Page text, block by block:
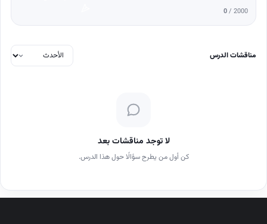
0/ 2000
مناقشات الدرس
لا توجد مناقشات بعد
كن أول من يطرح سؤالًا حول هذا الدرس.